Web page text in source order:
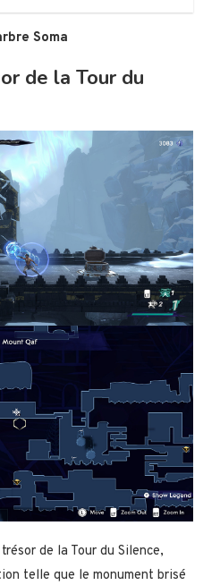
Soma
de la Tour du
de la Tour du Silence,
telle que le monument brisé